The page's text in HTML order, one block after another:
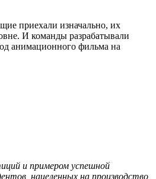
приехали изначально, их
И команды разрабатывали
анимационного фильма на
и примером успешной
нацеленных на производство